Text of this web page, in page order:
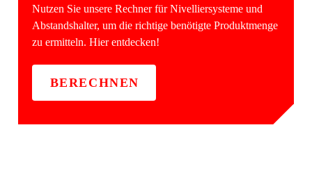
Nutzen Sie unsere Rechner für Nivelliersysteme und
Abstandshalter, um die richtige benötigte Produktmenge
zu ermitteln. Hier entdecken!
BERECHNEN